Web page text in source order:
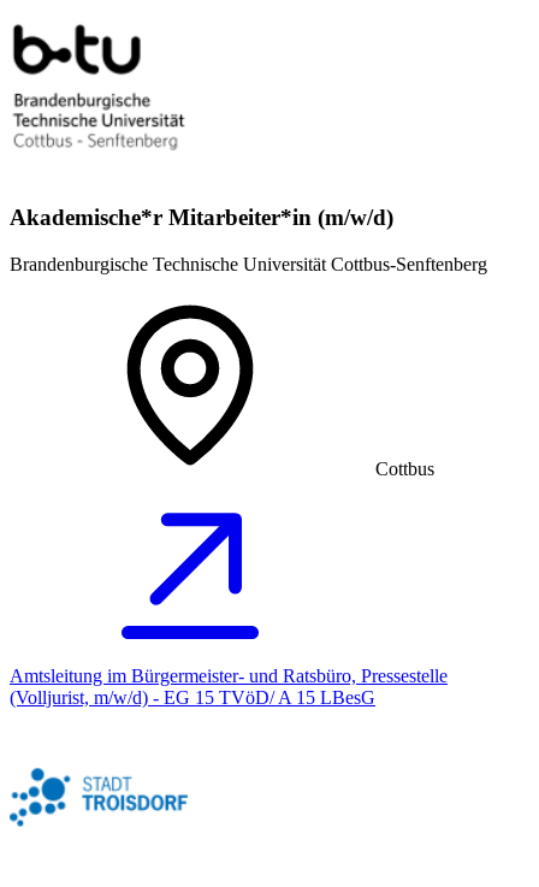
Akademische*r Mitarbeiter*in (m/w/d)
Brandenburgische Technische Universität Cottbus-Senftenberg
Cottbus
Amtsleitung im Bürgermeister- und Ratsbüro, Pressestelle
(Volljurist, m/w/d) - EG 15 TVöD/ A 15 LBesG